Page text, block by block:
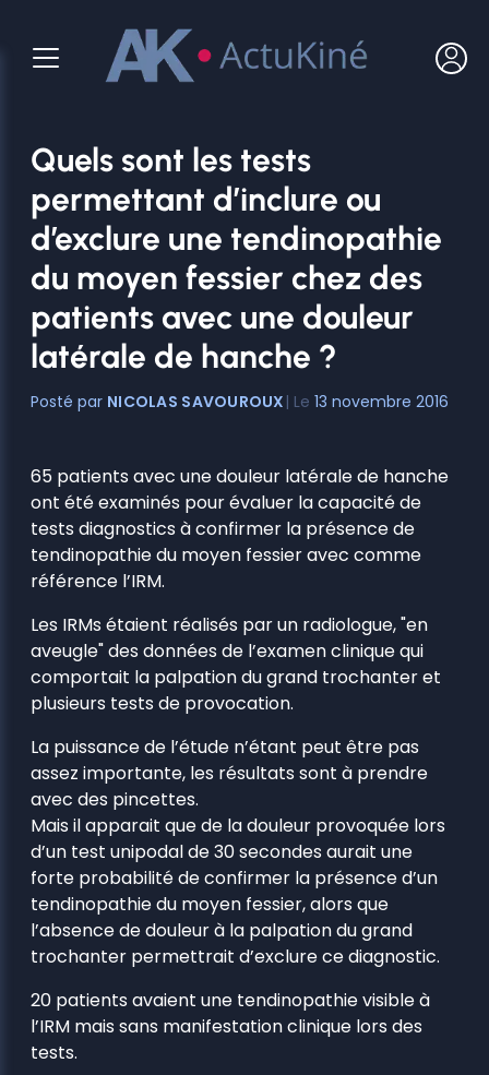
contenu
Quels sont les tests
permettant d’inclure ou
d’exclure une tendinopathie
du moyen fessier chez des
patients avec une douleur
latérale de hanche ?
NICOLAS SAVOUROUX 13 novembre 2016
65 patients avec une douleur latérale de hanche
ont été examinés pour évaluer la capacité de
tests diagnostics à confirmer la présence de
tendinopathie du moyen fessier avec comme
référence l’IRM.
Les IRMs étaient réalisés par un radiologue, "en
aveugle" des données de l’examen clinique qui
comportait la palpation du grand trochanter et
plusieurs tests de provocation.
La puissance de l’étude n’étant peut être pas
assez importante, les résultats sont à prendre
avec des pincettes.
Mais il apparait que de la douleur provoquée lors
d’un test unipodal de 30 secondes aurait une
forte probabilité de confirmer la présence d’un
tendinopathie du moyen fessier, alors que
l’absence de douleur à la palpation du grand
trochanter permettrait d’exclure ce diagnostic.
20 patients avaient une tendinopathie visible à
l’IRM mais sans manifestation clinique lors des
tests.